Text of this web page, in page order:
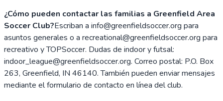
¿Cómo pueden contactar las familias a Greenfield Area
Soccer Club?Escriban a info@greenfieldsoccer.org para
asuntos generales o a recreational@greenfieldsoccer.org para
recreativo y TOPSoccer. Dudas de indoor y futsal:
indoor_league@greenfieldsoccer.org. Correo postal: P.O. Box
263, Greenfield, IN 46140. También pueden enviar mensajes
mediante el formulario de contacto en línea del club.